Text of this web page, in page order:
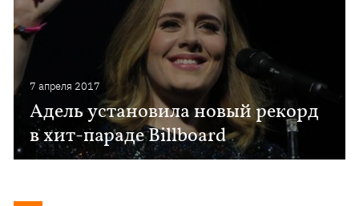
7 апреля 2017
Адель установила новый рекорд
в хит-параде Billboard